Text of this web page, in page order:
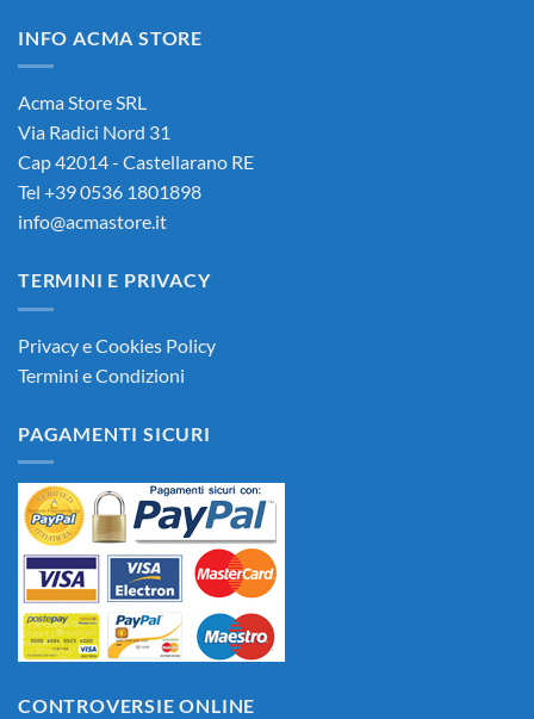
90,00€.
INFO ACMA STORE
Acma Store SRL
Via Radici Nord 31
Cap 42014 - Castellarano RE
Tel +39 0536 1801898
info@acmastore.it
TERMINI E PRIVACY
Privacy e Cookies Policy
Termini e Condizioni
PAGAMENTI SICURI
CONTROVERSIE ONLINE